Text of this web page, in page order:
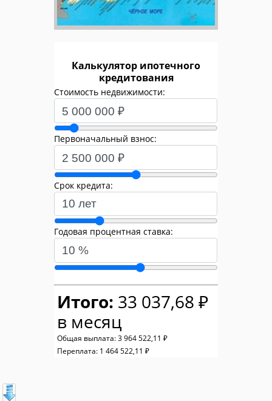
Калькулятор ипотечного
кредитования
Стоимость недвижимости:
Первоначальный взнос:
Срок кредита:
Годовая процентная ставка:
Итого: 33 037,68 ₽
в месяц
Общая выплата: 3 964 522,11 ₽
Переплата: 1 464 522,11 ₽